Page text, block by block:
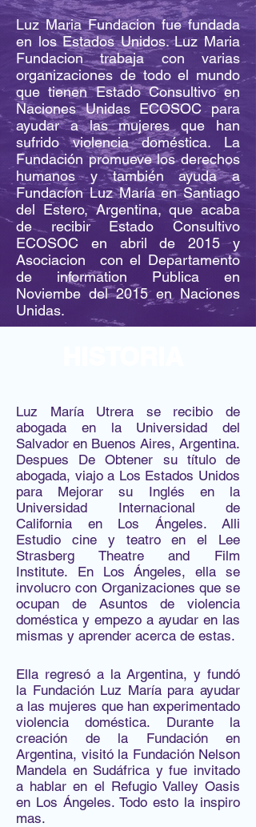
Luz Maria Fundacion fue fundada
en los Estados Unidos. Luz Maria
Fundacion trabaja con varias
organizaciones de todo el mundo
que tienen Estado Consultivo en
Naciones Unidas ECOSOC para
ayudar a las mujeres que han
sufrido violencia doméstica. La
Fundación promueve los derechos
humanos y también ayuda a
Fundacíon Luz María en Santiago
del Estero, Argentina, que acaba
de recibir Estado Consultivo
ECOSOC en abril de 2015 y
Asociacion con el Departamento
de information Publica en
Noviembe del 2015 en Naciones
Unidas.
Luz María Utrera se recibio de
abogada en la Universidad del
Salvador en Buenos Aires, Argentina.
Despues De Obtener su título de
abogada, viajo a Los Estados Unidos
para Mejorar su Inglés en la
Universidad Internacional de
California en Los Ángeles. Alli
Estudio cine y teatro en el Lee
Strasberg Theatre and Film
Institute. En Los Ángeles, ella se
involucro con Organizaciones que se
ocupan de Asuntos de violencia
doméstica y empezo a ayudar en las
mismas y aprender acerca de estas.
Ella regresó a la Argentina, y fundó
la Fundación Luz María para ayudar
a las mujeres que han experimentado
violencia doméstica. Durante la
creación de la Fundación en
Argentina, visitó la Fundación Nelson
Mandela en Sudáfrica y fue invitado
a hablar en el Refugio Valley Oasis
en Los Ángeles. Todo esto la inspiro
mas.